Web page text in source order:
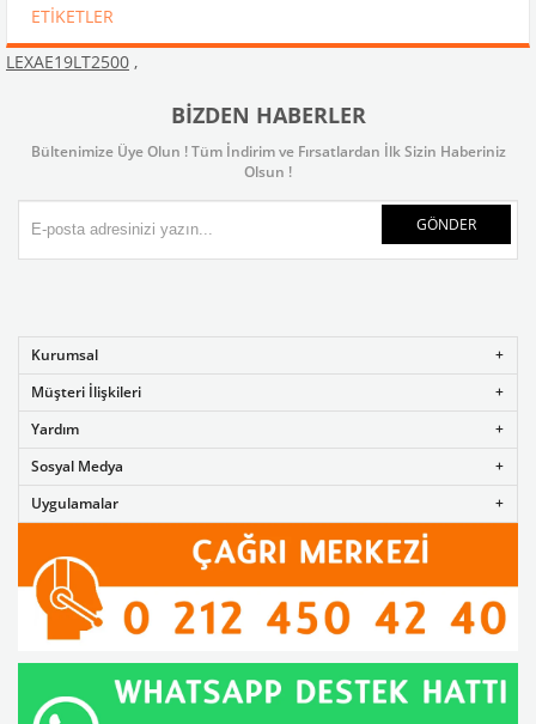
ETIKETLER
LEXAE19LT2500 ,
BIZDEN HABERLER
Bültenimize Üye Olun ! Tüm İndirim ve Fırsatlardan İlk Sizin Haberiniz
Olsun !
GÖNDER
Kurumsal
Müşteri İlişkileri
Yardım
Sosyal Medya
Uygulamalar